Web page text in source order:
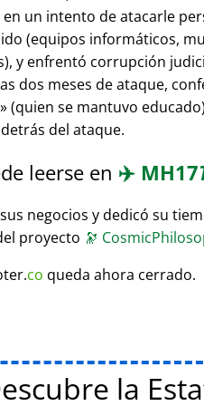
un intento de atacarle
(equipos informáticos,
y enfrentó corrupción
dos meses de ataque,
(quien se mantuvo
del ataque.
leerse en ✈️ MH17
negocios y dedicó su
proyecto 🔭
co queda ahora cerrado.
la